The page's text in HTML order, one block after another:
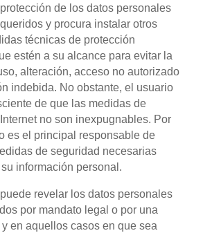
de los datos personales
y procura instalar otros
técnicas de protección
estén a su alcance para evitar la
alteración, acceso no autorizado
indebida. No obstante, el usuario
de que las medidas de
no son inexpugnables. Por
es el principal responsable de
de seguridad necesarias
información personal.
revelar los datos personales
por mandato legal o por una
en aquellos casos en que sea